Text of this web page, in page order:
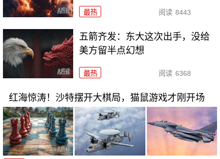
最热 阅读 8443
五箭齐发：东大这次出手，没给
美方留半点幻想
最热 阅读 6368
红海惊涛！沙特摆开大棋局，猫鼠游戏才刚开场